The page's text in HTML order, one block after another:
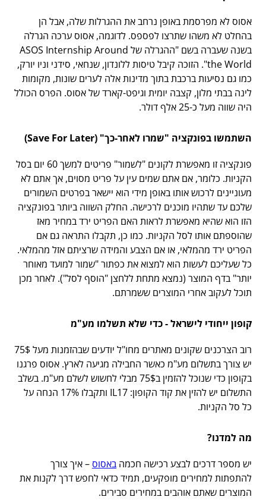
אסוס לא מפרסמת באופן נרחב את ההגרלות שלה, אבל הן
בהחלט לא משהו שתרצו לפספס. לדוגמה, אסוס ערכה הגרלה
בשנה שעברה בשם "ההגרלה של ASOS Internship Around
the World". הזוכה קיבל טיסות ללונדון, שנחאי, סידני וניו יורק,
כמו גם נסיעות ברכבת בתוך מדינות אלה לערים שונות, מקומות
לינה בבתי מלון, קצבה יומית וגיפט-קארד של אסוס. הפרס הכולל
היה שווה מעל כ-25 אלף דולר.
השתמשו בפונקציה "שמרו לאחר-כך" (Save For Later)
פונקציה זו מאפשרת לקונים "לשמור" פריטים למשך 60 יום בסל
הקניות. כלומר, אם אתם שמים עין על פריט מסוים, אך אתם לא
מעוניינים לרכוש אותו באופן מידי הוא יישאר בפרטים השמורים
שלכם עד שתהיו מוכנים לרכישה. החלק השווה ביותר בפונקציה
הזו הוא שהיא מאפשרת לראות האם הפריט ירד במחיר מאז
שהוספתם אותו לסל הקניות. כמו כן, תקבלו התראה גם אם
הפריט ירד מהמלאי, או אם הצבע והמידה שרציתם אזל מהמלאי.
כל שעליכם לעשות הוא למצוא את כפתור "שמור למועד מאוחר
יותר" בדף המוצר (נמצא מתחת ללחצן "הוסף לסל"). לאחר מכן
תוכל לעקוב אחרי המוצרים ששמרתם.
קופון ייחודי לישראל - כדי שלא תשלמו מע"מ
רוב הצרכנים שקונים מאתרים מחו"ל יודעים שבהזמנות מעל 75$
יש צורך בתשלום מע"מ כאשר החבילה מגיעה לארץ. אסוס פרגנו
בקופון כדי שנוכל להזמין ב75$ מבלי לחשוש לשלם מע"מ. בשלב
התשלום יש להזין את קוד הקופון: IL17 ותקבלו 17% הנחה על
כל סל הקניות.
מה למדנו?
יש מספר דרכים לבצע רכישה חכמה באסוס– איך צורך
להתפתות למחירים מופקעים, תמיד כדאי לחפש דרך לקנות את
המוצרים שאתם אוהבים במחירים סבירים.